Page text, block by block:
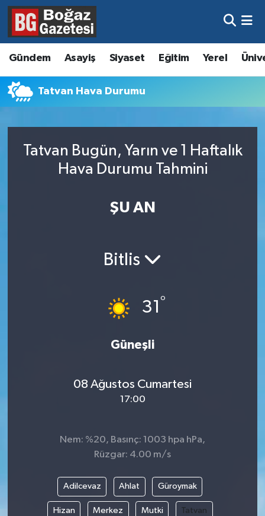
Gündem Asayiş Siyaset Eğitim Yerel
Tatvan Hava Durumu
Tatvan Bugün, Yarın ve 1 Haftalık
Hava Durumu Tahmini
ŞU AN
Bitlis
31 °
Güneşli
08 Ağustos Cumartesi
17:00
Nem: %20, Basınç: 1003 hpa hPa,
Rüzgar: 4.00 m/s
Adilcevaz Ahlat Güroymak
Hizan Merkez Mutki Tatvan
Asayiş
Eğitim
Ekonomi
Kültür ve Sanat
Hava Durumu
Trafik Durumu
Süper Lig Puan Durumu ve Fikstür
Son Dakika Haberleri